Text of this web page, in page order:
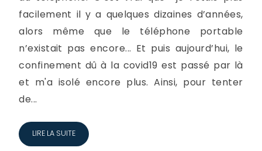
facilement il y a quelques dizaines d’années,
alors même que le téléphone portable
n’existait pas encore... Et puis aujourd’hui, le
confinement dû à la covid19 est passé par là
et m'a isolé encore plus. Ainsi, pour tenter
de...
LIRE LA SUITE